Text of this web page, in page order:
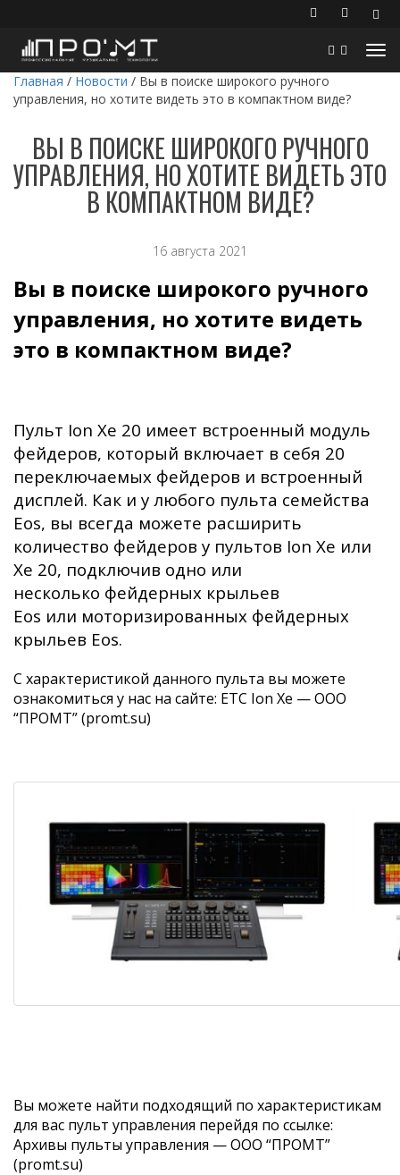
Главная / Новости / Вы в поиске широкого ручного
управления, но хотите видеть это в компактном виде?
ВЫ В ПОИСКЕ ШИРОКОГО РУЧНОГО
УПРАВЛЕНИЯ, НО ХОТИТЕ ВИДЕТЬ ЭТО
В КОМПАКТНОМ ВИДЕ?
16 августа 2021
Вы в поиске широкого ручного
управления, но хотите видеть
это в компактном виде?
Пульт Ion Xe 20 имеет встроенный модуль
фейдеров, который включает в себя 20
переключаемых фейдеров и встроенный
дисплей. Как и у любого пульта семейства
Eos, вы всегда можете расширить
количество фейдеров у пультов Ion Xe или
Xe 20, подключив одно или
несколько фейдерных крыльев
Eos или моторизированных фейдерных
крыльев Eos.
С характеристикой данного пульта вы можете
ознакомиться у нас на сайте: ETC Ion Xe — ООО
“ПРОМТ” (promt.su)
Вы можете найти подходящий по характеристикам
для вас пульт управления перейдя по ссылке:
Архивы пульты управления — ООО “ПРОМТ”
(promt.su)